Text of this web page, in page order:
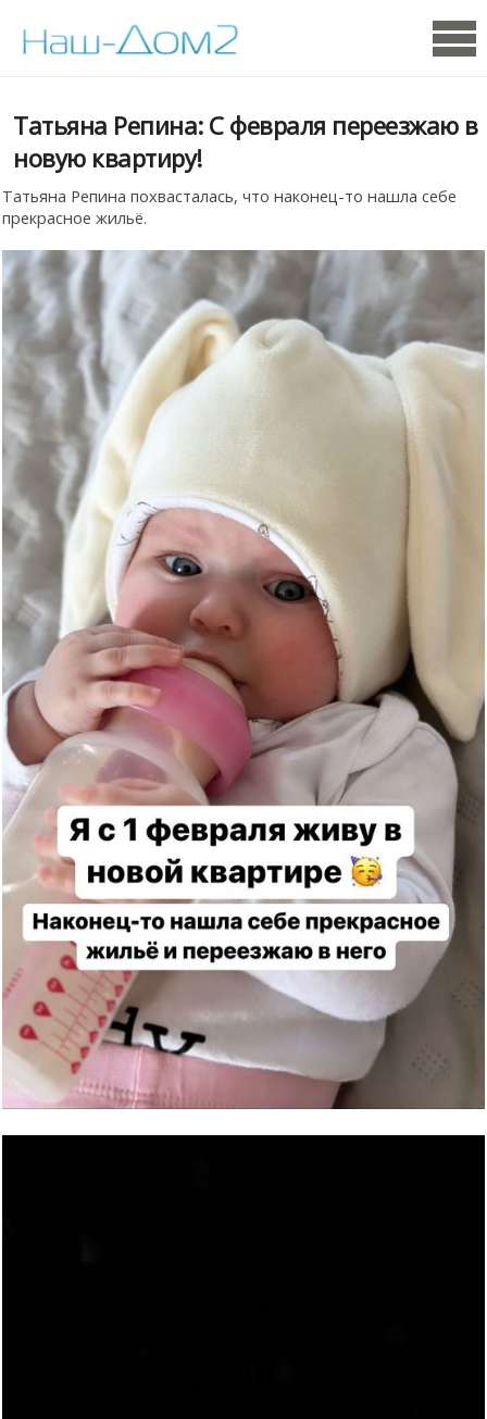
Татьяна Репина: С февраля переезжаю в
новую квартиру!
Татьяна Репина похвасталась, что наконец-то нашла себе
прекрасное жильё.